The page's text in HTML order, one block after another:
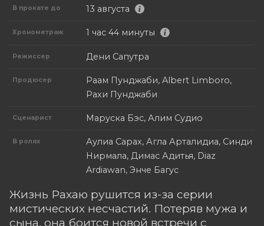
В прокате до 13 августа
Хронометраж 1 час 44 минуты
Режиссер Дени Сапутра
Продюсер
Раам Пунджаби, Albert Limboro,
Рахи Пунджаби
Сценарист Маруска Бэс, Алим Судио
В ролях
Аулиа Сарах, Агла Арталидиа, Синди
Нирмала, Димас Адитья, Diaz
Ardiawan, Энче Багус
Жизнь Рахаю рушится из-за серии
мистических несчастий. Потеряв мужа и
сына, она боится новой встречи с